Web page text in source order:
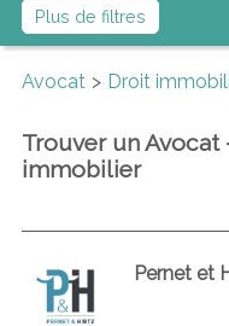
Plus de filtres
Avocat Droit
Trouver un
immobilier
Pernet et